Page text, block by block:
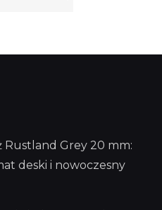
Rustland Grey 20 mm:
deski i nowoczesny